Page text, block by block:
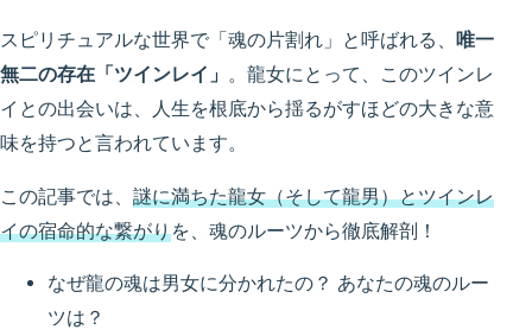
スピリチュアルな世界で「魂の片割れ」と呼ばれる、 唯一
無二の存在「ツインレイ」 。龍女にとって、このツインレ
イとの出会いは、人生を根底から揺るがすほどの大きな意
味を持つと言われています。
この記事では、 謎に満ちた龍女（そして龍男）とツインレ
イの宿命的な繋がりを、魂のルーツから徹底解剖！
なぜ龍の魂は男女に分かれたの？ あなたの魂のルー
ツは？